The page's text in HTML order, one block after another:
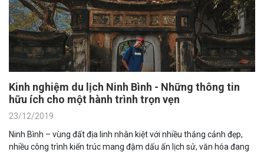
Kinh nghiệm du lịch Ninh Bình - Những thông tin
hữu ích cho một hành trình trọn vẹn
23/12/2019
Ninh Bình – vùng đất địa linh nhân kiệt với nhiều thắng cảnh đẹp,
nhiều công trình kiến trúc mang đậm dấu ấn lịch sử, văn hóa đang